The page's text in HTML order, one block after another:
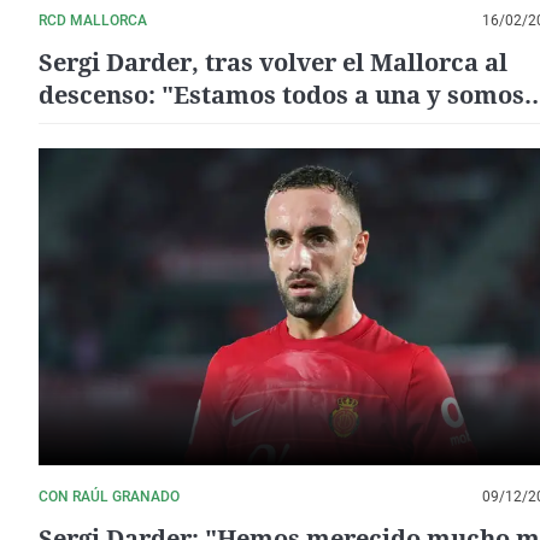
RCD MALLORCA 16/02/
Sergi Darder, tras volver el Mallorca al
descenso: "Estamos todos a una y somos
CON RAÚL GRANADO 09/12/